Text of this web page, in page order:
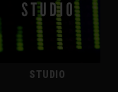
STUDIO